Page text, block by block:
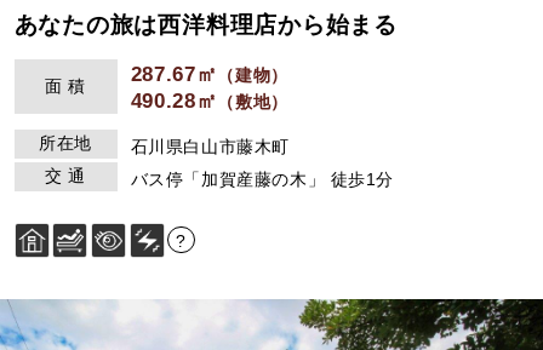
あなたの旅は西洋料理店から始まる
面 積 287.67㎡ （建物）
490.28㎡ （敷地）
所在地
石川県白山市藤木町
交 通
バス停「加賀産藤の木」 徒歩1分
?